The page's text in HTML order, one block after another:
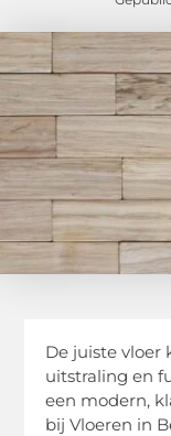
De juiste vloer
uitstraling en
een modern,
bij Vloeren in